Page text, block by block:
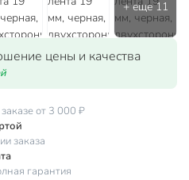
цены и качества
от 3 000 ₽
заказа
гарантия